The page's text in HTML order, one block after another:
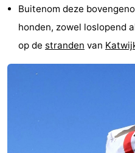
Zien
Bezienswaardigheden
Buitenom deze
honden, zowel loslopend
op de stranden van